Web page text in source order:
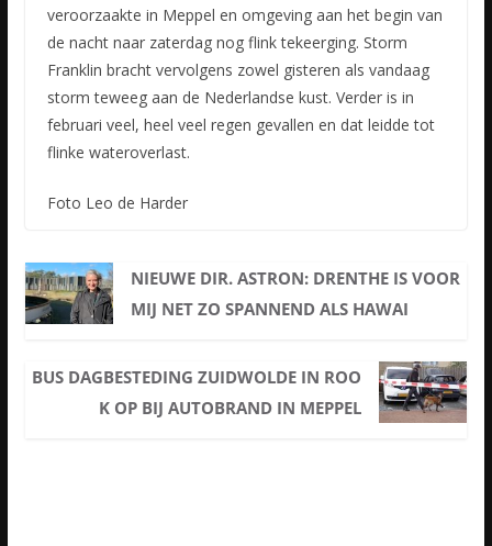
veroorzaakte in Meppel en omgeving aan het begin van
de nacht naar zaterdag nog flink tekeerging. Storm
Franklin bracht vervolgens zowel gisteren als vandaag
storm teweeg aan de Nederlandse kust. Verder is in
februari veel, heel veel regen gevallen en dat leidde tot
flinke wateroverlast.
Foto Leo de Harder
NIEUWE DIR. ASTRON: DRENTHE IS VOOR
MIJ NET ZO SPANNEND ALS HAWAI
BUS DAGBESTEDING ZUIDWOLDE IN ROO
K OP BIJ AUTOBRAND IN MEPPEL